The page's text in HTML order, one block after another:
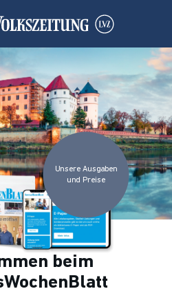
Unsere Ausgaben
und Preise
beim